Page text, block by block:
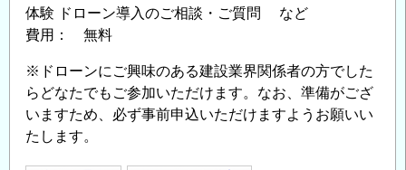
体験 ドローン導入のご相談・ご質問 など
費用： 無料
※ドローンにご興味のある建設業界関係者の方でした
らどなたでもご参加いただけます。なお、準備がござ
いますため、必ず事前申込いただけますようお願いい
たします。